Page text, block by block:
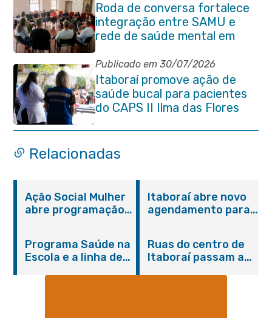
Roda de conversa fortalece
integração entre SAMU e
rede de saúde mental em
Itaboraí
Publicado em 30/07/2026
Itaboraí promove ação de
saúde bucal para pacientes
do CAPS II Ilma das Flores
Relacionadas
Ação Social Mulher
abre programação
serviços gratuitos e
orientações
Itaboraí abre novo
agendamento para
Programa Saúde na
Escola e a linha de
Ruas do centro de
Itaboraí passam a